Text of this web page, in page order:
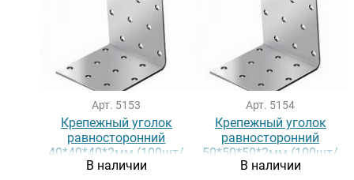
Арт. 5153
Крепежный уголок
равносторонний
40*40*40*2мм (100шт/
уп)
В наличии
Арт. 5154
Крепежный уголок
равносторонний
50*50*50*2мм (100шт/
уп)
В наличии